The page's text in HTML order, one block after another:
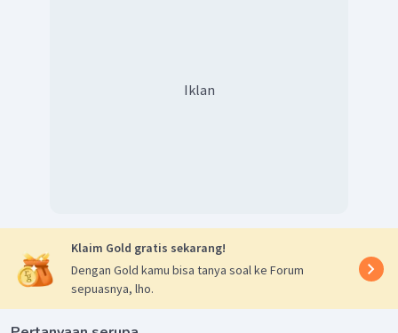
Iklan
Klaim Gold gratis sekarang!
Dengan Gold kamu bisa tanya soal ke Forum
sepuasnya, lho.